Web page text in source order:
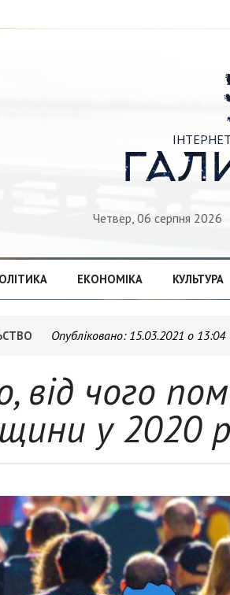
Четвер, 06 серпня 2026
ЕКОНОМІКА КУЛЬТУРА
Опубліковано: 15.03.2021 о 13:04
від чого
у 2020